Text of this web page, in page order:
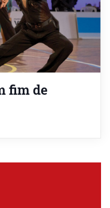
fim de